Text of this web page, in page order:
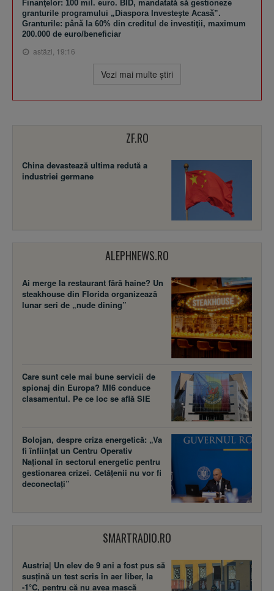
Finanţelor: 100 mil. euro. BID, mandatată să gestioneze
granturile programului „Diaspora Investeşte Acasă”.
Granturile: până la 60% din creditul de investiţii, maximum
200.000 de euro/beneficiar
astăzi, 19:16
Vezi mai multe ştiri
ZF.RO
China devastează ultima redută a
industriei germane
ALEPHNEWS.RO
Ai merge la restaurant fără haine? Un
steakhouse din Florida organizează
lunar seri de „nude dining”
Care sunt cele mai bune servicii de
spionaj din Europa? MI6 conduce
clasamentul. Pe ce loc se află SIE
Bolojan, despre criza energetică: „Va
fi înființat un Centru Operativ
Național în sectorul energetic pentru
gestionarea crizei. Cetățenii nu vor fi
deconectați”
SMARTRADIO.RO
Austria| Un elev de 9 ani a fost pus să
susţină un test scris în aer liber, la
-1°C, pentru că nu avea mască